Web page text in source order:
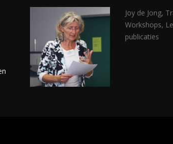
Joy de Jong,
Workshops,
publicaties